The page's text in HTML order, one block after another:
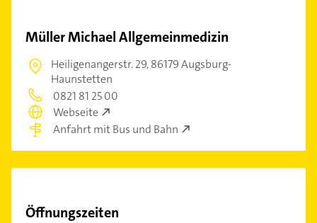
Müller Michael Allgemeinmedizin
Heiligenangerstr. 29,86179 Augsburg-
Haunstetten
0821 81 25 00
Webseite
Anfahrt mit Bus und Bahn
Öffnungszeiten